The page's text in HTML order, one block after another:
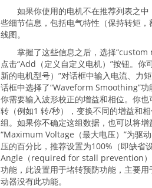
如果你使用的电机不在推荐列表之中
些细节信息，包括电气特性（保持转矩
线图。
掌握了这些信息之后，选择“custom
点击“Add（定义自定义电机）”按钮。
新的电机型号）”对话框中输入电流、力
话框中选择了“Waveform Smoothing”功
你需要输入波形校正的增益和相位。你
转（例如1 转/秒），变换不同的增益和
组。如果你不确定这组数据，也可以将增
“Maximum Voltage（最大电压）”为驱
压的百分比，推荐设置为100%（即缺省
Angle（required for stall prevention）
功能，此设置用于堵转预防功能，主要
动器没有此功能。